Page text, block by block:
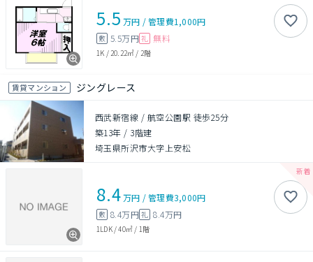
5.5 万円 /管理費1,000円
敷 5.5万円 礼 無料
1K / 20.22㎡ / 2階
賃貸マンション ジングレース
西武新宿線 / 航空公園駅 徒歩25分
築13年 / 3階建
埼玉県所沢市大字上安松
8.4万円 /管理費3,000円
敷 8.4万円礼 8.4万円
1LDK/40㎡ / 1階